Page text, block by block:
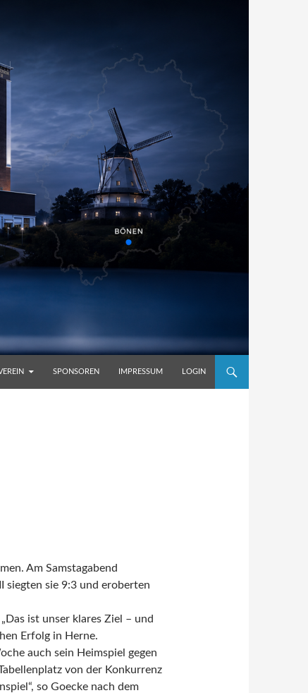
SPONSOREN IMPRESSUM LOGIN
Am Samstagabend
siegten sie 9:3 und eroberten
ist unser klares Ziel – und
Erfolg in Herne.
auch sein Heimspiel gegen
von der Konkurrenz
so Goecke nach dem